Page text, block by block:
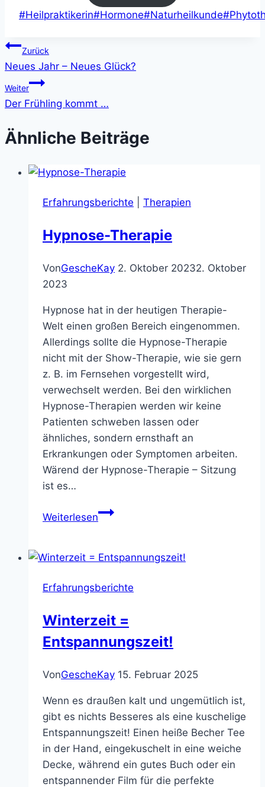
Schlagworte:
#Heilpraktikerin#Hormone#Naturheilkunde#
Beitragsnavigation
Zurück
Neues Jahr – Neues Glück?
Weiter
Der Frühling kommt …
Ähnliche Beiträge
Erfahrungsberichte Therapien
Hypnose-Therapie
VonGescheKay 2. Oktober 20232. Oktober
2023
Hypnose hat in der heutigen Therapie-
Welt einen großen Bereich eingenommen.
Allerdings sollte die Hypnose-Therapie
nicht mit der Show-Therapie, wie sie gern
z. B. im Fernsehen vorgestellt wird,
verwechselt werden. Bei den wirklichen
Hypnose-Therapien werden wir keine
Patienten schweben lassen oder
ähnliches, sondern ernsthaft an
Erkrankungen oder Symptomen arbeiten.
Wärend der Hypnose-Therapie – Sitzung
ist es…
WeiterlesenHypnose-
Erfahrungsberichte
Winterzeit =
Entspannungszeit!
VonGescheKay 15. Februar 2025
Wenn es draußen kalt und ungemütlich ist,
gibt es nichts Besseres als eine kuschelige
Entspannungszeit! Einen heiße Becher Tee
in der Hand, eingekuschelt in eine weiche
Decke, während ein gutes Buch oder ein
entspannender Film für die perfekte